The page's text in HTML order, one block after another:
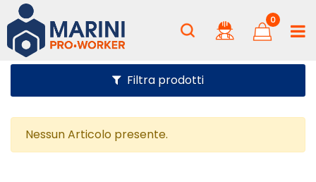
0
Filtra prodotti
Nessun Articolo presente.